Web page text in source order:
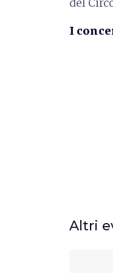
I
Altri